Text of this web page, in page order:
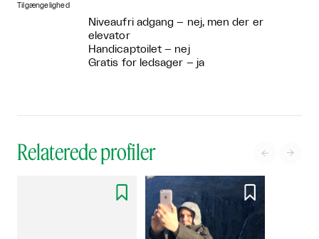
Tilgængelighed
Niveaufri adgang – nej, men der er
elevator
Handicaptoilet – nej
Gratis for ledsager – ja
Relaterede profiler  
 